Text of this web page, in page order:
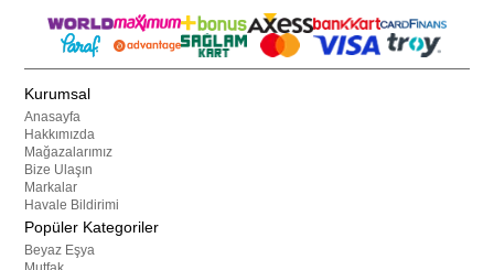
Kurumsal
Anasayfa
Hakkımızda
Mağazalarımız
Bize Ulaşın
Markalar
Havale Bildirimi
Popüler Kategoriler
Beyaz Eşya